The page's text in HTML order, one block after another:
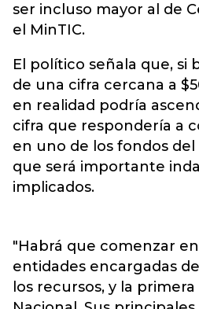
ser incluso mayor al de
el MinTIC.
El político señala que, si
de una cifra cercana a
en realidad podría
cifra que respondería a
en uno de los fondos
que será importante
implicados.
"Habrá que comenzar
entidades encargadas
los recursos, y la